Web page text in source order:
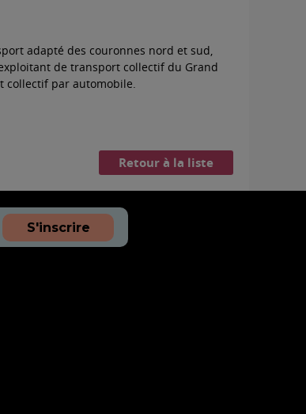
adapté des couronnes nord et sud,
de transport collectif du Grand
collectif par automobile.
Retour à la liste
S'inscrire